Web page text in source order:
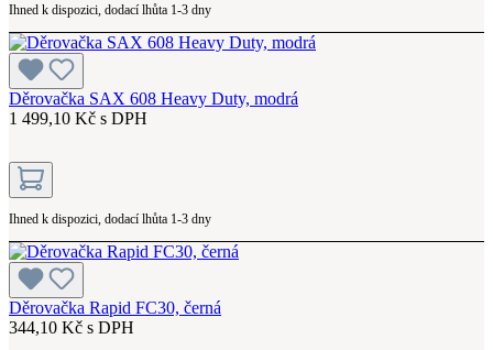
Ihned k dispozici, dodací lhůta 1-3 dny
Děrovačka SAX 608 Heavy Duty, modrá
1 499,10 Kč s DPH
Ihned k dispozici, dodací lhůta 1-3 dny
Děrovačka Rapid FC30, černá
344,10 Kč s DPH